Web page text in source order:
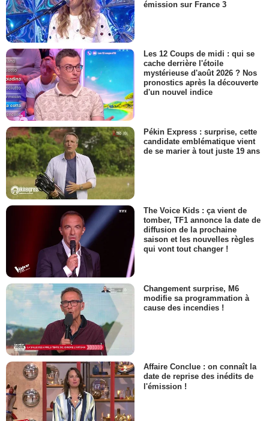
émission sur France 3
Les 12 Coups de midi : qui se
cache derrière l'étoile
mystérieuse d'août 2026 ? Nos
pronostics après la découverte
d'un nouvel indice
Pékin Express : surprise, cette
candidate emblématique vient
de se marier à tout juste 19 ans
The Voice Kids : ça vient de
tomber, TF1 annonce la date de
diffusion de la prochaine
saison et les nouvelles règles
qui vont tout changer !
Changement surprise, M6
modifie sa programmation à
cause des incendies !
Affaire Conclue : on connaît la
date de reprise des inédits de
l'émission !